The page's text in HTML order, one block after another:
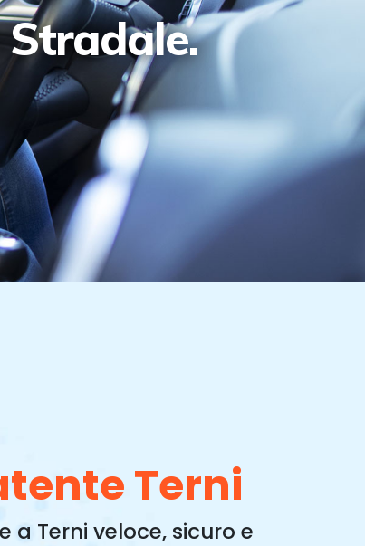
Stradale.
Terni
a Terni veloce, sicuro e